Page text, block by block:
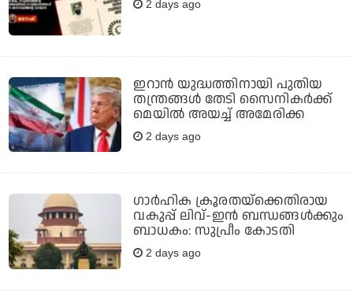
2 days ago
ഇറാന്‍ യുദ്ധത്തിനായി പുതിയ
തന്ത്രങ്ങള്‍ തേടി സൈനികര്‍ക്ക്
മെയില്‍ അയച്ച് അമേരിക്ക
2 days ago
ഗാര്‍ഹിക ക്രൂരതയ്ക്കെതിരായ
വകുപ്പ് ലിവ്-ഇന്‍ ബന്ധങ്ങള്‍ക്കും
ബാധകം: സുപ്രീം കോടതി
2 days ago